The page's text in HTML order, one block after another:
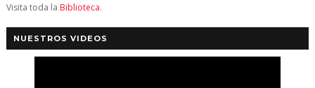
Visita toda la Biblioteca.
NUESTROS VIDEOS